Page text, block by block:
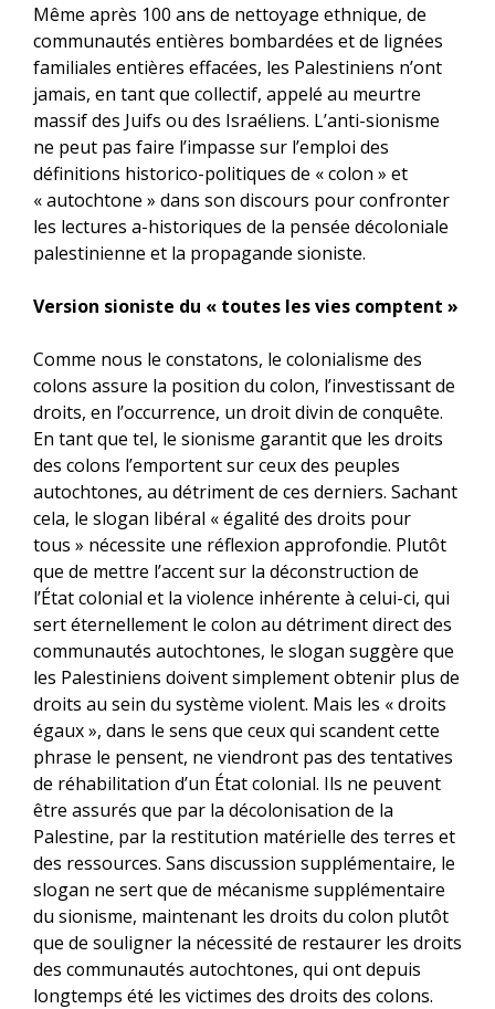
Même après 100 ans de nettoyage ethnique, de
communautés entières bombardées et de lignées
familiales entières effacées, les Palestiniens n’ont
jamais, en tant que collectif, appelé au meurtre
massif des Juifs ou des Israéliens. L’anti-sionisme
ne peut pas faire l’impasse sur l’emploi des
définitions historico-politiques de « colon » et
« autochtone » dans son discours pour confronter
les lectures a-historiques de la pensée décoloniale
palestinienne et la propagande sioniste.
Version sioniste du « toutes les vies comptent »
Comme nous le constatons, le colonialisme des
colons assure la position du colon, l’investissant de
droits, en l’occurrence, un droit divin de conquête.
En tant que tel, le sionisme garantit que les droits
des colons l’emportent sur ceux des peuples
autochtones, au détriment de ces derniers. Sachant
cela, le slogan libéral « égalité des droits pour
tous » nécessite une réflexion approfondie. Plutôt
que de mettre l’accent sur la déconstruction de
l’État colonial et la violence inhérente à celui-ci, qui
sert éternellement le colon au détriment direct des
communautés autochtones, le slogan suggère que
les Palestiniens doivent simplement obtenir plus de
droits au sein du système violent. Mais les « droits
égaux », dans le sens que ceux qui scandent cette
phrase le pensent, ne viendront pas des tentatives
de réhabilitation d’un État colonial. Ils ne peuvent
être assurés que par la décolonisation de la
Palestine, par la restitution matérielle des terres et
des ressources. Sans discussion supplémentaire, le
slogan ne sert que de mécanisme supplémentaire
du sionisme, maintenant les droits du colon plutôt
que de souligner la nécessité de restaurer les droits
des communautés autochtones, qui ont depuis
longtemps été les victimes des droits des colons.